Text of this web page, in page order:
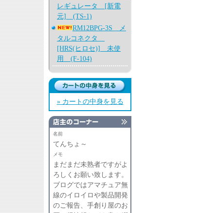
レギュレータ [新電
元] (TS-1)
RM12BPG-3S メ
タルコネクタ
[HRS(ヒロセ)] 未使
用 (F-104)
» カートの中身を見る
名前
てんちょ～
メモ
まだまだ未熟者ですがよ
ろしくお願い致します。
ブログではアマチュア無
線のイロイロや製品開発
のご報告、手創り屋のお